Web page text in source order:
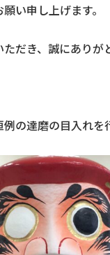
い申し上げます。
だき、誠にありが
の達磨の目入れを